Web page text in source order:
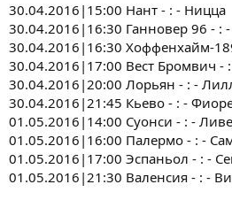
30.04.2016|15:00 Нант - : - Ницца
30.04.2016|16:30 Ганновер 96 - :
30.04.2016|16:30 Хоффенхайм-
30.04.2016|17:00 Вест Бромвич - :
30.04.2016|20:00 Лорьян - : -
30.04.2016|21:45 Кьево - : -
01.05.2016|14:00 Суонси - : -
01.05.2016|16:00 Палермо - : -
01.05.2016|17:00 Эспаньол - : -
01.05.2016|21:30 Валенсия - : -